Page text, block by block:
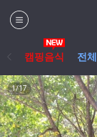
캠핑음식 전체
1/17